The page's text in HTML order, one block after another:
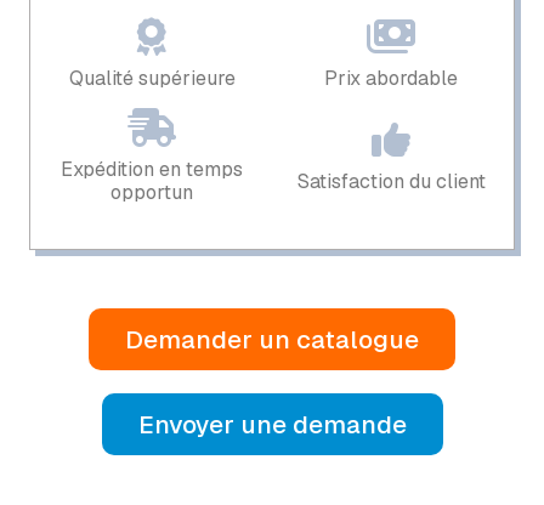
Qualité supérieure Prix ​​abordable
Expédition en temps
opportun
Satisfaction du client
Demander un catalogue
Envoyer une demande